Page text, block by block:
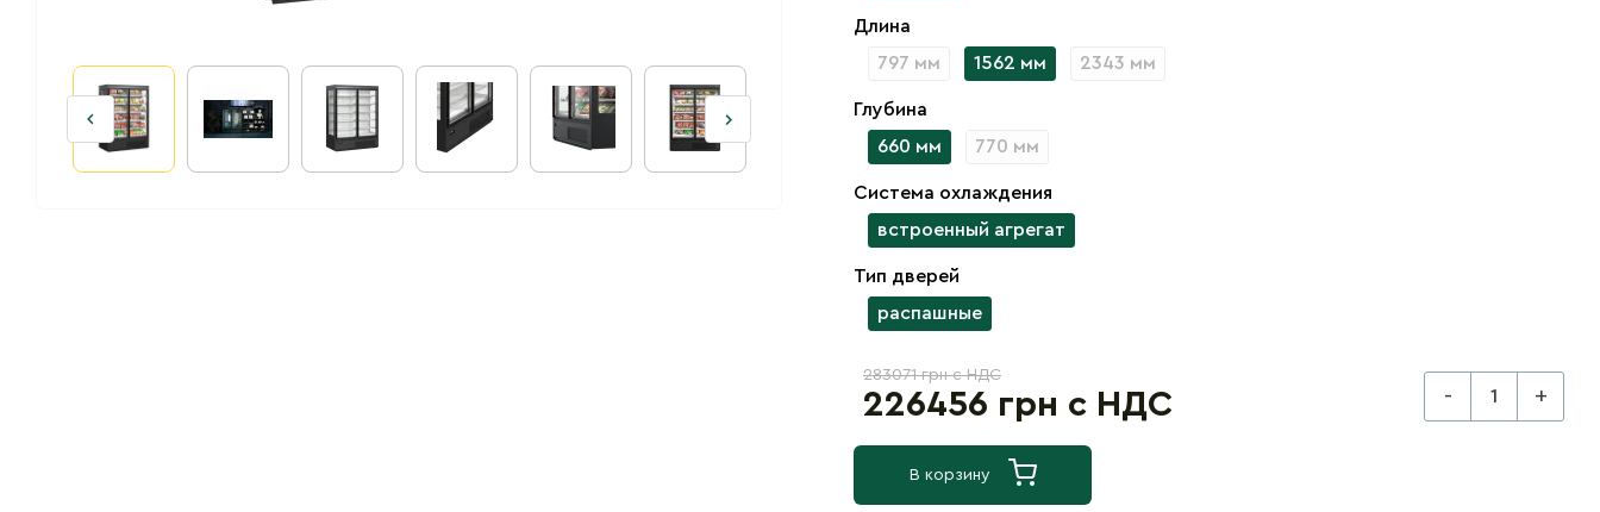
Длина
797 мм
1562 мм 2343 мм
Глубина
660 мм
770 мм
Система охлаждения
встроенный агрегат
Тип дверей
распашные
283071 грн с НДС
226456 грн с НДС - +
В корзину